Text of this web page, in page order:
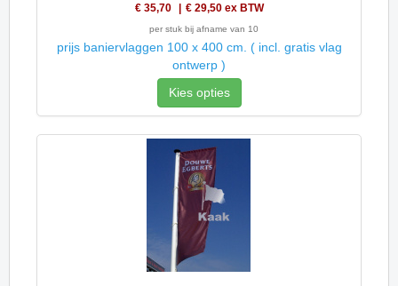
€ 35,70 € 29,50 ex BTW
per stuk bij afname van 10
prijs baniervlaggen 100 x 400 cm. ( incl. gratis vlag
ontwerp )
Kies opties